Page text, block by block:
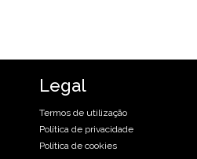
Legal
Termos de utilização
Política de privacidade
Política de cookies